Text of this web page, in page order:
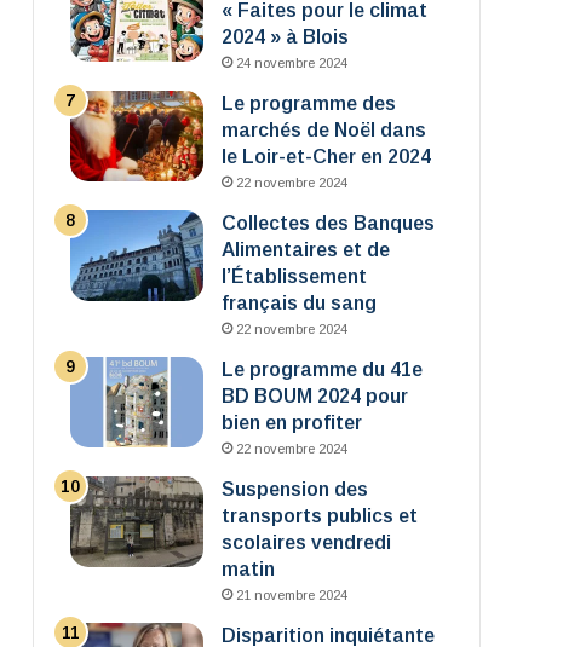
« Faites pour le climat
2024 » à Blois
24 novembre 2024
Le programme des
marchés de Noël dans
le Loir-et-Cher en 2024
22 novembre 2024
Collectes des Banques
Alimentaires et de
l’Établissement
français du sang
22 novembre 2024
Le programme du 41e
BD BOUM 2024 pour
bien en profiter
22 novembre 2024
Suspension des
transports publics et
scolaires vendredi
matin
21 novembre 2024
Disparition inquiétante